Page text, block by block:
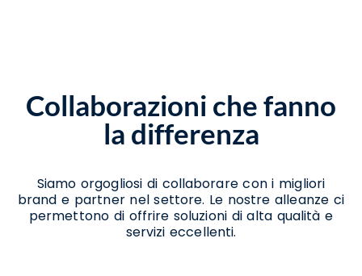
Vendita Stampanti Termiche Atripalda
Collaborazioni che fanno
la differenza
Siamo orgogliosi di collaborare con i migliori
brand e partner nel settore. Le nostre alleanze ci
permettono di offrire soluzioni di alta qualità e
servizi eccellenti.